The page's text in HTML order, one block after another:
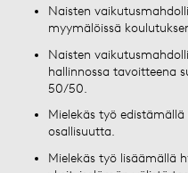
Naisten
myymälöissä
Naisten
hallinnossa tavoitteena
50/50.
Mielekäs työ
osallisuutta.
Mielekäs työ lisäämällä